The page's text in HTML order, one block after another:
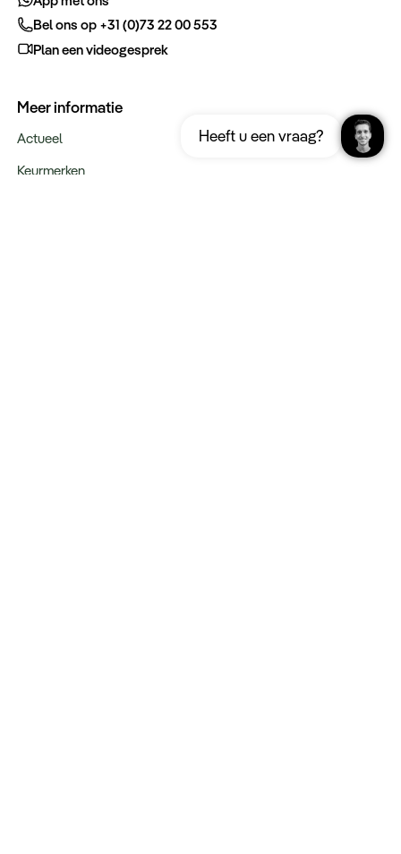
Turkije
Download nu
Heeft u een vraag?
Bel ons op +31 (0)73 22 00 553
Plan een videogesprek
Meer informatie
Actueel
Keurmerken